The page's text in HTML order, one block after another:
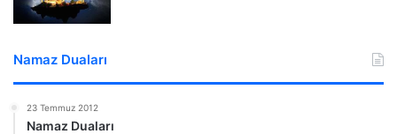
Namaz Duaları
23 Temmuz 2012
Namaz Duaları